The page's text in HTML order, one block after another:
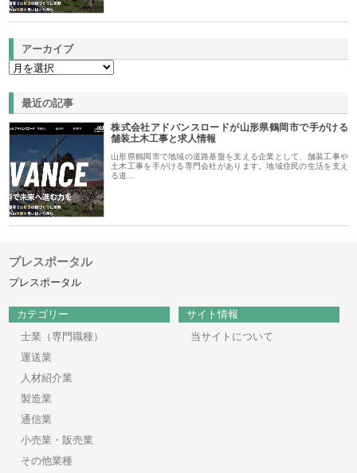
アーカイブ
最近の記事
株式会社アドバンスロードが山形県鶴岡市で手がける
舗装土木工事と求人情報
山形県鶴岡市で地域の道路基盤を支える企業として、舗装工事や
土木工事を手がける専門会社があります。地域住民の生活を支え
る道…
プレスポータル
プレスポータル
カテゴリー
士業（専門職種）
運送業
人材紹介業
製造業
通信業
小売業・販売業
その他業種
サイト情報
当サイトについて